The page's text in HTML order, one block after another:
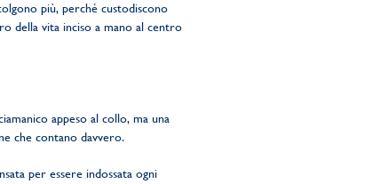
più, perché custodiscono
della vita inciso a mano al centro
appeso al collo, ma una
che contano davvero.
per essere indossata ogni